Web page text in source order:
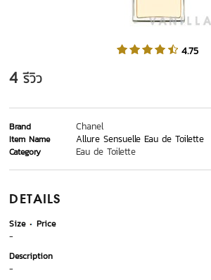
4.75
4 รีวิว
Brand Chanel
Item Name Allure Sensuelle Eau de Toilette
Category Eau de Toilette
DETAILS
Size
Price
-
Description
-